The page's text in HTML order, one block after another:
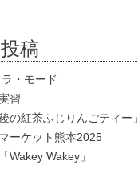
稿
・モード
習
の紅茶ふじりんごティー」
ーケット熊本2025
Wakey Wakey」